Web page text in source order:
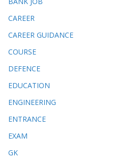
CAREER
CAREER GUIDANCE
COURSE
DEFENCE
EDUCATION
ENGINEERING
ENTRANCE
EXAM
GK